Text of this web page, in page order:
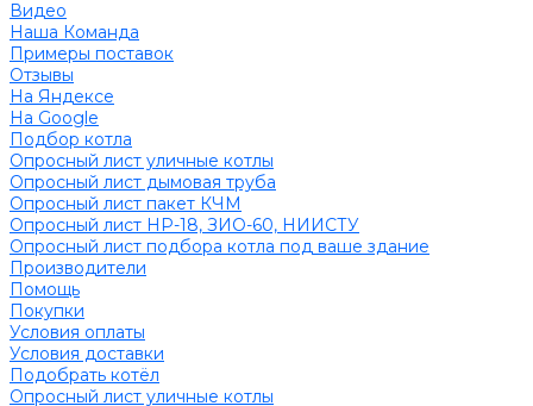
Видео
Наша Команда
Примеры поставок
Отзывы
На Яндексе
На Google
Подбор котла
Опросный лист уличные котлы
Опросный лист дымовая труба
Опросный лист пакет КЧМ
Опросный лист НР-18, ЗИО-60, НИИСТУ
Опросный лист подбора котла под ваше здание
Производители
Помощь
Покупки
Условия оплаты
Условия доставки
Подобрать котёл
Опросный лист уличные котлы